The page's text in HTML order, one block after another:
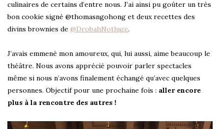
culinaires de certains d’entre nous. J’ai ainsi pu goûter un très
bon cookie signé @thomasngohong et deux recettes des
divins brownies de @DrobahNotluge.
J’avais emmené mon amoureux, qui, lui aussi, aime beaucoup le
théâtre. Nous avons apprécié pouvoir parler spectacles
même si nous n’avons finalement échangé qu’avec quelques
personnes. Objectif pour une prochaine fois : aller encore
plus à la rencontre des autres !